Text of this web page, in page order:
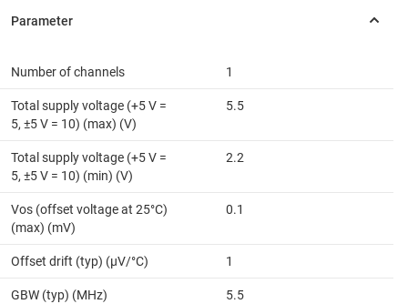
Number of channels 1
Total supply voltage (+5 V =
5, ±5 V = 10) (max) (V)
5.5
Total supply voltage (+5 V =
5, ±5 V = 10) (min) (V)
2.2
Vos (offset voltage at 25°C)
(max) (mV)
0.1
Offset drift (typ) (µV/°C) 1
GBW (typ) (MHz) 5.5